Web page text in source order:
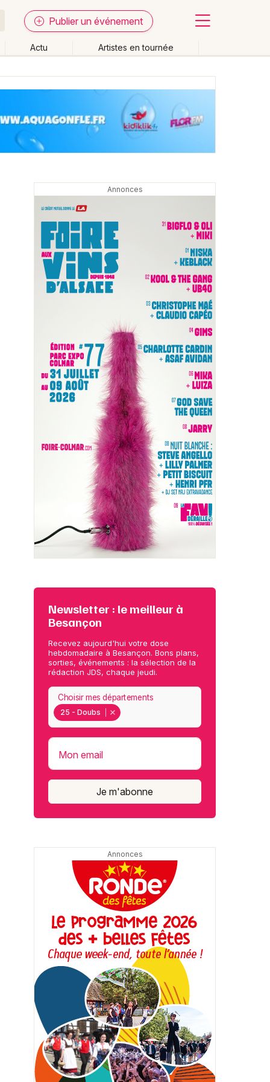
Publier un événement
Actu Artistes en tournée
Newsletter : le meilleur à
Besançon
Recevez aujourd'hui votre dose
hebdomadaire à Besançon. Bons plans,
sorties, événements : la sélection de la
rédaction JDS, chaque jeudi.
25 - Doubs
Choisir mes départements
Mon email
Je m'abonne
Effacer les dates
end